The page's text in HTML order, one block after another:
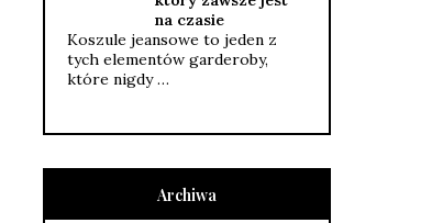
na czasie
Koszule jeansowe to jeden z
tych elementów garderoby,
które nigdy …
Archiwa